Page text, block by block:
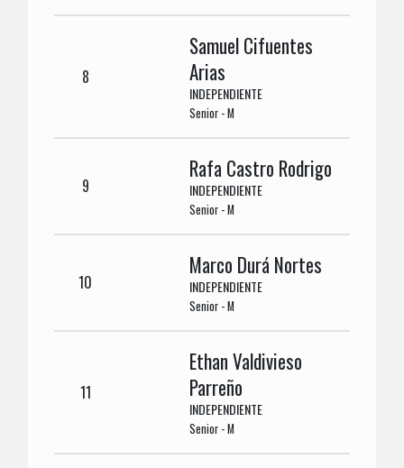
8
Samuel Cifuentes
Arias
INDEPENDIENTE
Senior - M
9
Rafa Castro Rodrigo
INDEPENDIENTE
Senior - M
10
Marco Durá Nortes
INDEPENDIENTE
Senior - M
11
Ethan Valdivieso
Parreño
INDEPENDIENTE
Senior - M